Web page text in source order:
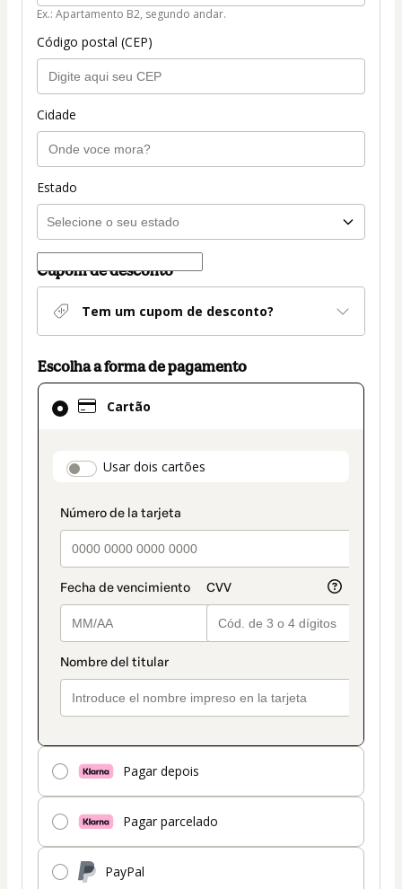
Ex.: Apartamento B2, segundo andar.
Código postal (CEP)
Cidade
Estado
Cupom de desconto
Tem um cupom de desconto?
Escolha a forma de pagamento
Cartão
payment_data.section_title_v2
Usar dois cartões
Pagar depois
Pagar parcelado
PayPal
Cartão
selecionado